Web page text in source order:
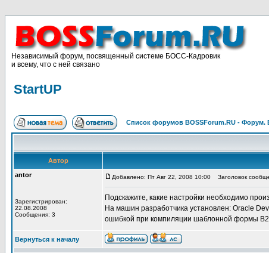
Независимый форум, посвященный системе БОСС-Кадровик
и всему, что с ней связано
StartUP
Список форумов BOSSForum.RU -
Автор
antor
Зарегистрирован:
22.08.2008
Сообщения: 3
Добавлено: Пт Авг 22, 2008 10:00 Заголовок
Подскажите, какие настройки необходимо
На машин разработчика установлен: Oracle
ошибкой при компиляции шаблонной формы
Вернуться к началу